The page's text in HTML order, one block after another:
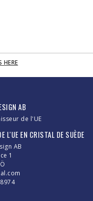
HERE
AB
de l'UE
AB
1